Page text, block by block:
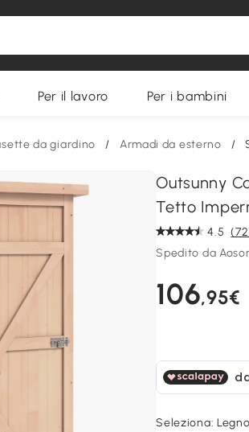
Per il lavoro Per i bambini
da giardino / Armadi da esterno /
Outsunny
Tetto
4.5
Spedito da
106,95€
Seleziona: